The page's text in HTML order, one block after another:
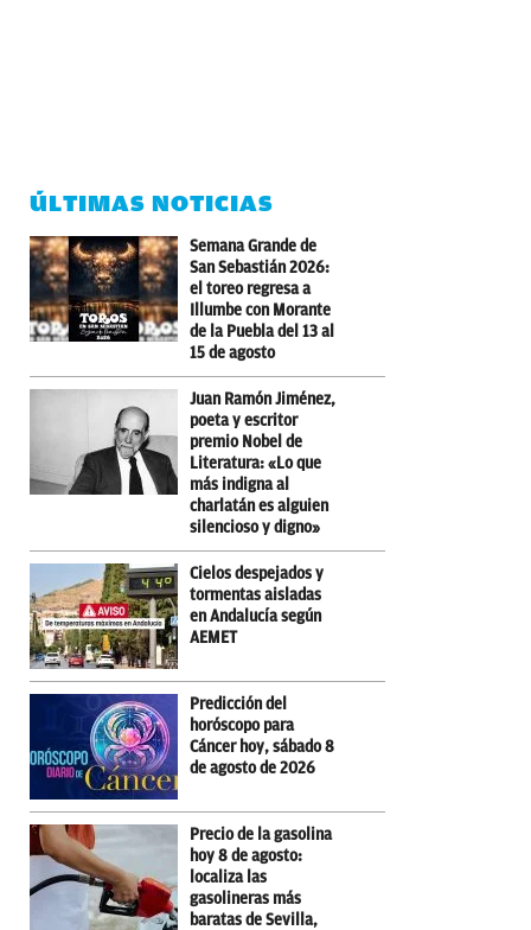
ÚLTIMAS NOTICIAS
Semana Grande de
San Sebastián 2026:
el toreo regresa a
Illumbe con Morante
de la Puebla del 13 al
15 de agosto
Juan Ramón Jiménez,
poeta y escritor
premio Nobel de
Literatura: «Lo que
más indigna al
charlatán es alguien
silencioso y digno»
Cielos despejados y
tormentas aisladas
en Andalucía según
AEMET
Predicción del
horóscopo para
Cáncer hoy, sábado 8
de agosto de 2026
Precio de la gasolina
hoy 8 de agosto:
localiza las
gasolineras más
baratas de Sevilla,